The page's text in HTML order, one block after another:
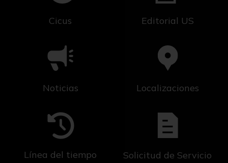
Cicus Editorial US
Noticias Localizaciones
Línea del tiempo Solicitud de Servicio